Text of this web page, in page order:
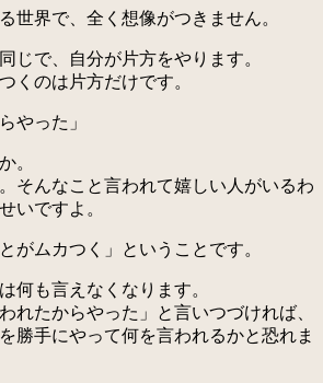
世界で、全く想像がつきません。
じで、自分が片方をやります。
くのは片方だけです。
やった」
。
そんなこと言われて嬉しい人がいるわ
いですよ。
がムカつく」ということです。
何も言えなくなります。
れたからやった」と言いつづければ、
勝手にやって何を言われるかと恐れま